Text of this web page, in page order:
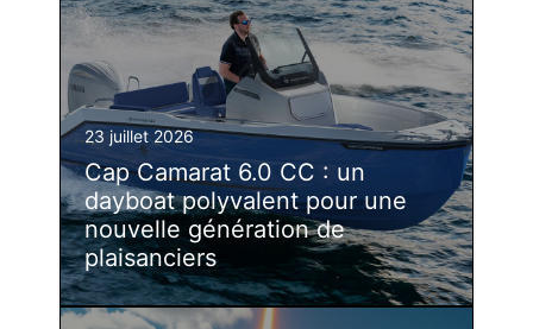
23 juillet 2026
Cap Camarat 6.0 CC : un
dayboat polyvalent pour une
nouvelle génération de
plaisanciers